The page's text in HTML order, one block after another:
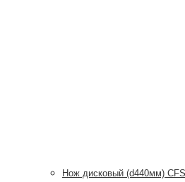
Нож дисковый (d440мм) CFS